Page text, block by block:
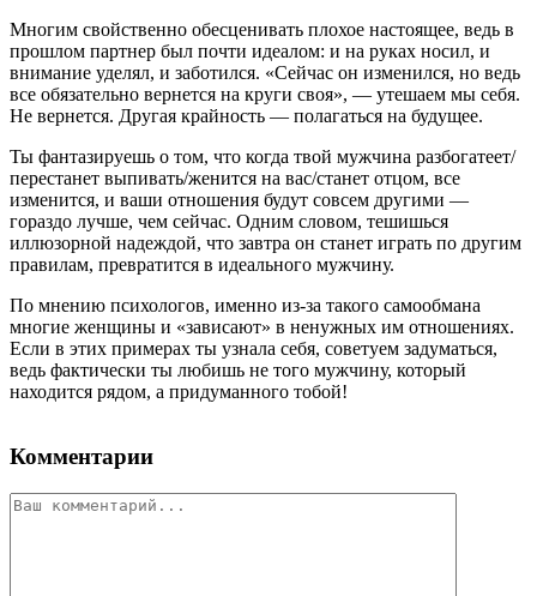
Многим свойственно обесценивать плохое настоящее, ведь в
прошлом партнер был почти идеалом: и на руках носил, и
внимание уделял, и заботился. «Сейчас он изменился, но ведь
все обязательно вернется на круги своя», — утешаем мы себя.
Не вернется. Другая крайность — полагаться на будущее.
Ты фантазируешь о том, что когда твой мужчина разбогатеет/
перестанет выпивать/женится на вас/станет отцом, все
изменится, и ваши отношения будут совсем другими —
гораздо лучше, чем сейчас. Одним словом, тешишься
иллюзорной надеждой, что завтра он станет играть по другим
правилам, превратится в идеального мужчину.
По мнению психологов, именно из-за такого самообмана
многие женщины и «зависают» в ненужных им отношениях.
Если в этих примерах ты узнала себя, советуем задуматься,
ведь фактически ты любишь не того мужчину, который
находится рядом, а придуманного тобой!
Комментарии